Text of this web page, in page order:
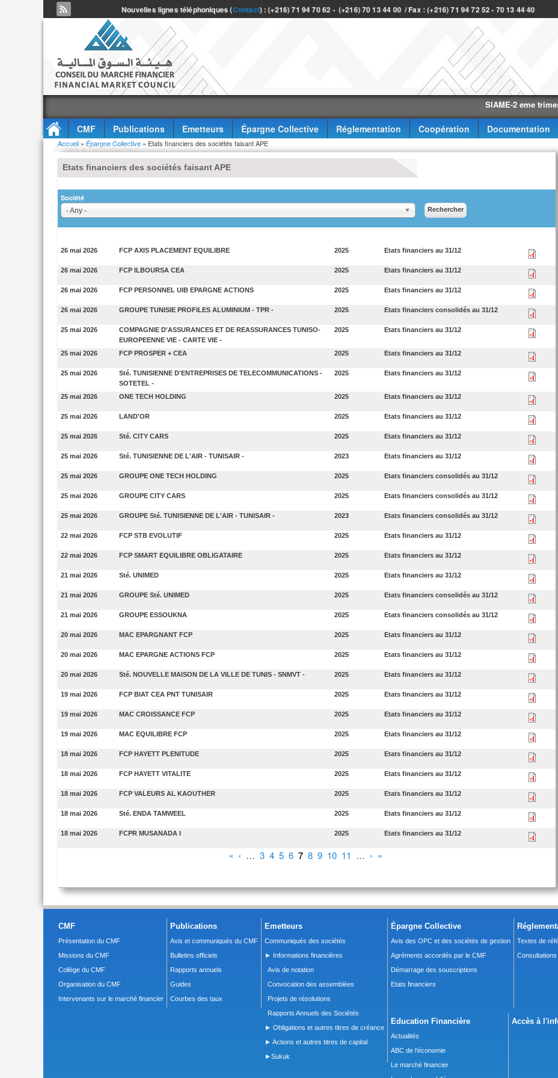
Nouvelles lignes téléphoniques (Contact) : (+216) 71 94 70 62 - (+216) 70 13 44 00 / Fax : (+216) 71 94 72 52 - 70 13 44 40
SIAME-2 eme trimestre-
CMF Publications Emetteurs Épargne Collective Réglementation Coopération Documentation
Accès à l'information
Vous êtes ici
Accueil » Épargne Collective » Etats financiers des sociétés faisant APE
Etats financiers des sociétés faisant APE
Société
- Any -
26 mai 2026 FCP AXIS PLACEMENT EQUILIBRE 2025 Etats financiers au 31/12
26 mai 2026 FCP ILBOURSA CEA 2025 Etats financiers au 31/12
26 mai 2026 FCP PERSONNEL UIB EPARGNE ACTIONS 2025 Etats financiers au 31/12
26 mai 2026 GROUPE TUNISIE PROFILES ALUMINIUM - TPR - 2025 Etats financiers consolidés au 31/12
25 mai 2026
COMPAGNIE D'ASSURANCES ET DE REASSURANCES TUNISO-
EUROPEENNE VIE - CARTE VIE -
2025 Etats financiers au 31/12
25 mai 2026 FCP PROSPER + CEA 2025 Etats financiers au 31/12
25 mai 2026
Sté. TUNISIENNE D'ENTREPRISES DE TELECOMMUNICATIONS -
SOTETEL -
2025 Etats financiers au 31/12
25 mai 2026 ONE TECH HOLDING 2025 Etats financiers au 31/12
25 mai 2026 LAND'OR 2025 Etats financiers au 31/12
25 mai 2026 Sté. CITY CARS 2025 Etats financiers au 31/12
25 mai 2026 Sté. TUNISIENNE DE L'AIR - TUNISAIR - 2023 Etats financiers au 31/12
25 mai 2026 GROUPE ONE TECH HOLDING 2025 Etats financiers consolidés au 31/12
25 mai 2026 GROUPE CITY CARS 2025 Etats financiers consolidés au 31/12
25 mai 2026 GROUPE Sté. TUNISIENNE DE L'AIR - TUNISAIR - 2023 Etats financiers consolidés au 31/12
22 mai 2026 FCP STB EVOLUTIF 2025 Etats financiers au 31/12
22 mai 2026 FCP SMART EQUILIBRE OBLIGATAIRE 2025 Etats financiers au 31/12
21 mai 2026 Sté. UNIMED 2025 Etats financiers au 31/12
21 mai 2026 GROUPE Sté. UNIMED 2025 Etats financiers consolidés au 31/12
21 mai 2026 GROUPE ESSOUKNA 2025 Etats financiers consolidés au 31/12
20 mai 2026 MAC EPARGNANT FCP 2025 Etats financiers au 31/12
20 mai 2026 MAC EPARGNE ACTIONS FCP 2025 Etats financiers au 31/12
20 mai 2026 Sté. NOUVELLE MAISON DE LA VILLE DE TUNIS - SNMVT - 2025 Etats financiers au 31/12
19 mai 2026 FCP BIAT CEA PNT TUNISAIR 2025 Etats financiers au 31/12
19 mai 2026 MAC CROISSANCE FCP 2025 Etats financiers au 31/12
19 mai 2026 MAC EQUILIBRE FCP 2025 Etats financiers au 31/12
18 mai 2026 FCP HAYETT PLENITUDE 2025 Etats financiers au 31/12
18 mai 2026 FCP HAYETT VITALITE 2025 Etats financiers au 31/12
18 mai 2026 FCP VALEURS AL KAOUTHER 2025 Etats financiers au 31/12
18 mai 2026 Sté. ENDA TAMWEEL 2025 Etats financiers au 31/12
18 mai 2026 FCPR MUSANADA I 2025 Etats financiers au 31/12
« ‹ … 3 4 5 6 7 8 9 10 11 … › »
CMF
Présentation du CMF
Missions du CMF
Collège du CMF
Organisation du CMF
Intervenants sur le marché financier
Publications
Avis et communiqués du CMF
Bulletins officiels
Rapports annuels
Guides
Courbes des taux
Emetteurs
Communiqués des sociétés
► Informations financières
Avis de notation
Convocation des assemblées
Projets de résolutions
Rapports Annuels des Sociétés
► Obligations et autres titres de créance
► Actions et autres titres de capital
►Sukuk
Épargne Collective
Avis des OPC et des sociétés de gestion
Agréments accordés par le CMF
Démarrage des souscriptions
Etats financiers
Textes de
Consultations
Education Financière
Actualités
ABC de l’économie
Le marché financier
Accès à